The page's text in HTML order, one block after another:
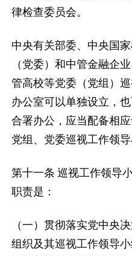
律检查委员会。
中央有关部委、中央国
（党委）和中管金融企
管高校等党委（党组）
办公室可以单独设立，
合署办公，应当配备相
党组、党委巡视工作领导
第十一条 巡视工作领导
职责是：
（一）贯彻落实党中央
组织及其巡视工作领导小